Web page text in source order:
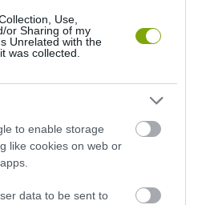
Use,
or Sharing of my
Unrelated with the
was collected.
to enable storage
like cookies on web or
data to be sent to
NEM CSAK A RITKASÁGOK